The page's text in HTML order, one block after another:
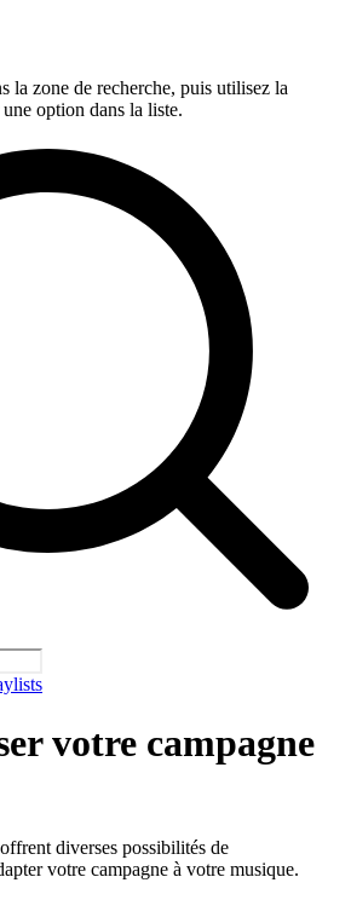
la zone de recherche, puis utilisez la
option dans la liste.
votre campagne
diverses possibilités de
votre campagne à votre musique.